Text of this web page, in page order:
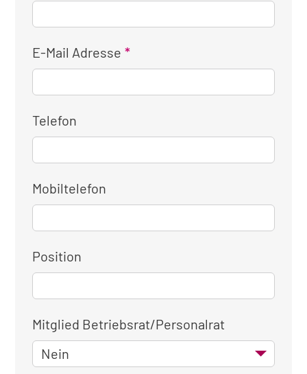
E-Mail Adresse
Telefon
Mobiltelefon
Position
Mitglied Betriebsrat/Personalrat